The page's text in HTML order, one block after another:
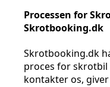
Processen for
Skrotbooking.dk
Skrotbooking.dk
proces for
kontakter os,